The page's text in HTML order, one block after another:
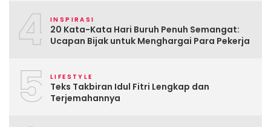
4 INSPIRASI
20 Kata-Kata Hari Buruh Penuh Semangat:
Ucapan Bijak untuk Menghargai Para Pekerja
5 LIFESTYLE
Teks Takbiran Idul Fitri Lengkap dan
Terjemahannya